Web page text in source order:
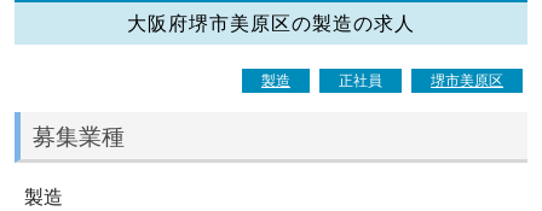
大阪府堺市美原区の製造の求人
製造 正社員 堺市美原区
募集業種
製造